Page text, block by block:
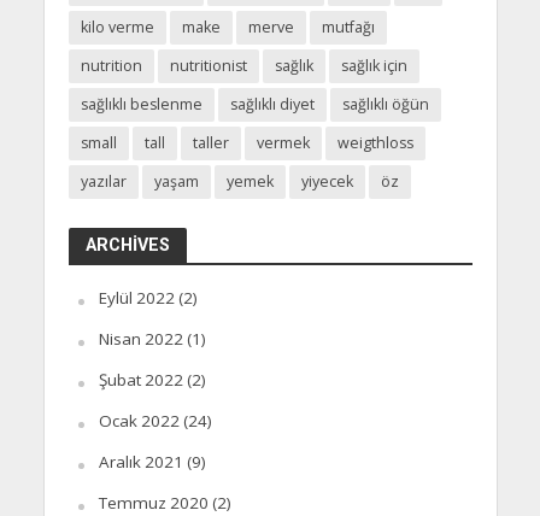
kilo verme
make merve
mutfağı
nutrition
nutritionist sağlık
sağlık için
sağlıklı beslenme
sağlıklı diyet
sağlıklı öğün
small
tall taller vermek
weigthloss
yazılar
yaşam yemek yiyecek öz
ARCHIVES
Eylül 2022(2)
Nisan 2022(1)
Şubat 2022(2)
Ocak 2022(24)
Aralık 2021 (9)
Temmuz 2020 (2)